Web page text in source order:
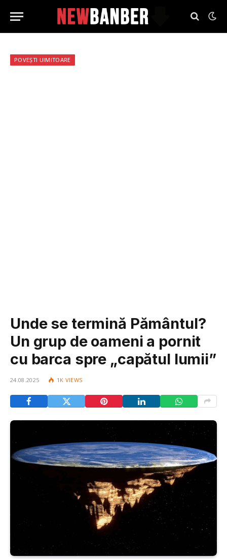
POVEȘTI UIMITOARE
Unde se termină Pământul?
Un grup de oameni a pornit
cu barca spre „capătul lumii”
24.08.2025 1K VIEWS